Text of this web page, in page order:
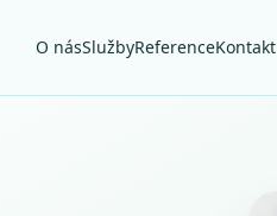
O násSlužbyReferenceKontakt